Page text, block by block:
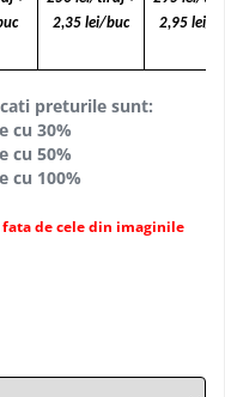
2,35 lei/buc
2,95 lei/
preturile sunt:
30%
50%
100%
de cele din imaginile